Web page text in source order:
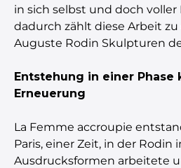
in sich selbst und doch voller
dadurch zählt diese Arbeit
Auguste Rodin Skulpturen
Entstehung in einer Phase
Erneuerung
La Femme accroupie
Paris, einer Zeit, in der Rodin
Ausdrucksformen arbeitete